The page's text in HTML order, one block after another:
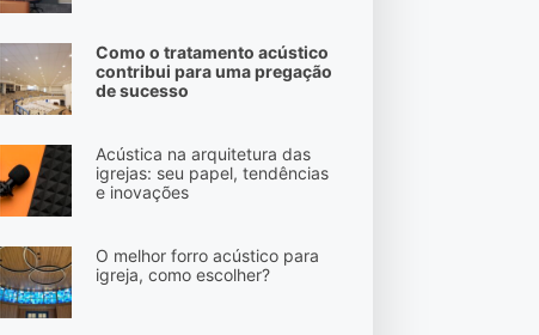
Como o tratamento acústico
contribui para uma pregação
de sucesso
Acústica na arquitetura das
igrejas: seu papel, tendências
e inovações
O melhor forro acústico para
igreja, como escolher?